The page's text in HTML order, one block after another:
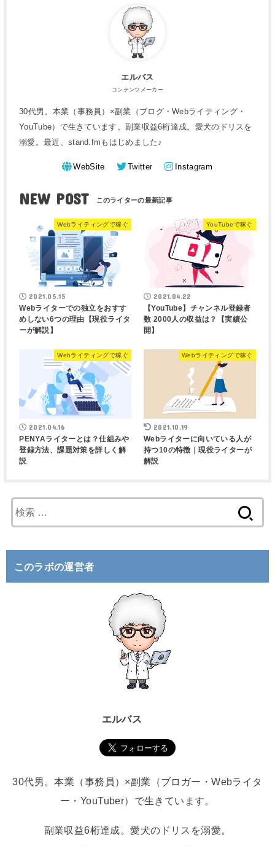
エルバス
コンテンツメーカー
30代男。本業（事務員）×副業（ブログ・Webライティング・
YouTube）で生きています。副業収益6桁達成。愛犬のドリスを
溺愛。最近、stand.fmもはじめました♪
WebSite Twitter Instagram
NEW POST
Webライティングで稼ぐ
2021.05.15
Webライターでの独立をおすす
めしない6つの理由【現役ライタ
ーが解説】
YouTubeで稼ぐ
2021.04.22
【YouTube】チャンネル登録者
数 2000人の収益は？【実績公
開】
Webライティングで稼ぐ
2021.04.16
PENYAライターとは？仕組みや
登録方法、課題対策を詳しく解
説
Webライティングで稼ぐ
2021.10.19
Webライターに向いている人が
持つ10の特徴｜現役ライターが
解説
索
このラボの運営者
エルバス
30代男。本業（事務員）×副業（ブロガー・Webライタ
ー・YouTuber）で生きています。
副業収益6桁達成。愛犬のドリスを溺愛。